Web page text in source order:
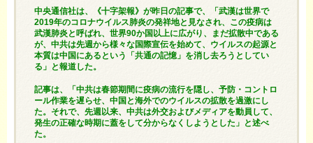
中央通信社は、《十字架報》が昨日の記事で、「武漢は世界で
2019年のコロナウイルス肺炎の発祥地と見なされ、この疫病は
武漢肺炎と呼ばれ、世界90か国以上に広がり、まだ拡散中である
が、中共は先週から様々な国際宣伝を始めて、ウイルスの起源と
本質は中国にあるという「共通の記憶」を消し去ろうとしてい
る」と報道した。
記事は、「中共は春節期間に疫病の流行を隠し、予防・コントロ
ール作業を遅らせ、中国と海外でのウイルスの拡散を過激にし
た。それで、先週以来、中共は外交およびメディアを動員して、
発生の正確な時期に蓋をして分からなくしようとした」と述べ
た。